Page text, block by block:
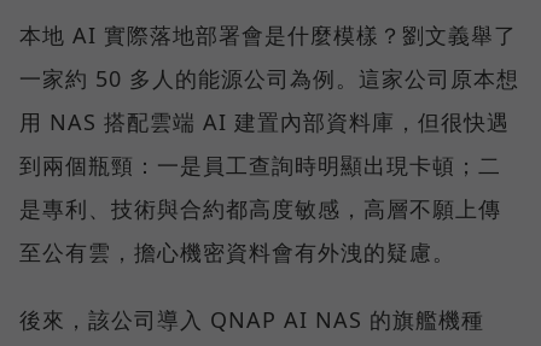
本地 AI 實際落地部署會是什麼模樣？劉文義舉了
一家約 50 多人的能源公司為例。這家公司原本想
用 NAS 搭配雲端 AI 建置內部資料庫，但很快遇
到兩個瓶頸：一是員工查詢時明顯出現卡頓；二
是專利、技術與合約都高度敏感，高層不願上傳
至公有雲，擔心機密資料會有外洩的疑慮。
後來，該公司導入 QNAP AI NAS 的旗艦機種